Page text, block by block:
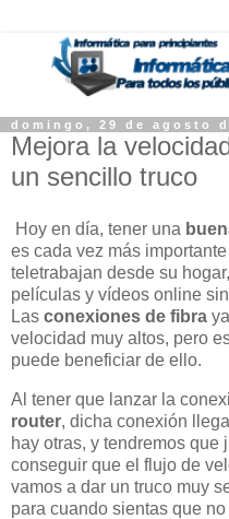
domingo, 29 de agosto
Mejora la
un sencillo truco
Hoy en día, tener una
es cada vez más
teletrabajan desde su
películas y vídeos online
Las conexiones de fibra
velocidad muy altos, pero
puede beneficiar de ello.
Al tener que lanzar la
router, dicha conexión
hay otras, y tendremos que
conseguir que el flujo de
vamos a dar un truco muy
para cuando sientas que